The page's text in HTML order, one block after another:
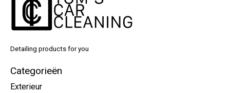
Detailing products for you
Categorieën
Exterieur